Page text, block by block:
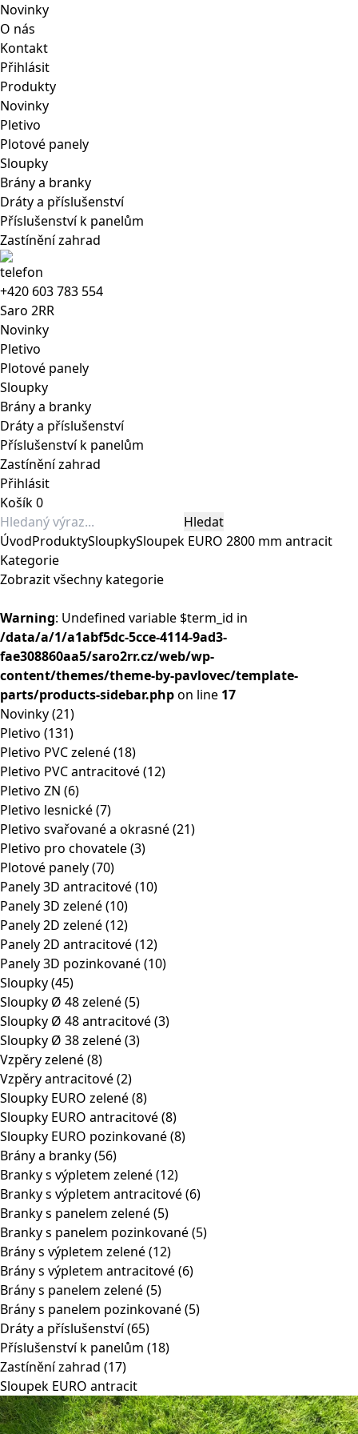
Novinky
O nás
Kontakt
Přihlásit
Produkty
Novinky
Pletivo
Plotové panely
Sloupky
Brány a branky
Dráty a příslušenství
Příslušenství k panelům
Zastínění zahrad
+420 603 783 554
Saro 2RR
Novinky
Pletivo
Plotové panely
Sloupky
Brány a branky
Dráty a příslušenství
Příslušenství k panelům
Zastínění zahrad
Přihlásit
Košík0
ÚvodProduktySloupkySloupek EURO 2800 mm antracit
Kategorie
Zobrazit všechny kategorie
Warning: Undefined variable $term_id in
/data/a/1/a1abf5dc-5cce-4114-9ad3-
fae308860aa5/saro2rr.cz/web/wp-
content/themes/theme-by-pavlovec/template-
parts/products-sidebar.phpon line 17
Novinky(21)
Pletivo (131)
Pletivo PVC zelené(18)
Pletivo PVC antracitové(12)
Pletivo ZN (6)
Pletivo lesnické(7)
Pletivo svařované a okrasné(21)
Pletivo pro chovatele(3)
Plotové panely(70)
Panely 3D antracitové(10)
Panely 3D zelené(10)
Panely 2D zelené(12)
Panely 2D antracitové(12)
Panely 3D pozinkované(10)
Sloupky(45)
Sloupky Ø 48 zelené(5)
Sloupky Ø 48 antracitové(3)
Sloupky Ø 38 zelené(3)
Vzpěry zelené(8)
Vzpěry antracitové(2)
Sloupky EURO zelené(8)
Sloupky EURO antracitové(8)
Sloupky EURO pozinkované(8)
Brány a branky(56)
Branky s výpletem zelené(12)
Branky s výpletem antracitové(6)
Branky s panelem zelené(5)
Branky s panelem pozinkované(5)
Brány s výpletem zelené(12)
Brány s výpletem antracitové(6)
Brány s panelem zelené(5)
Brány s panelem pozinkované(5)
Dráty a příslušenství(65)
Příslušenství k panelům (18)
Zastínění zahrad (17)
Sloupek EURO antracit